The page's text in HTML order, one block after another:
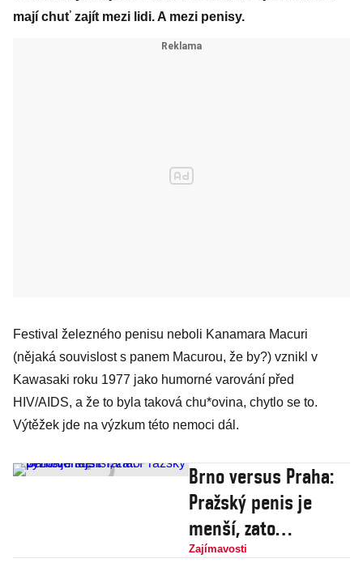
mají chuť zajít mezi lidi. A mezi penisy.
Festival železného penisu neboli Kanamara Macuri
(nějaká souvislost s panem Macurou, že by?) vznikl v
Kawasaki roku 1977 jako humorné varování před
HIV/AIDS, a že to byla taková chu*ovina, chytlo se to.
Výtěžek jde na výzkum této nemoci dál.
Brno versus Praha:
Pražský penis je
menší, zato
významnější!
Zajímavosti